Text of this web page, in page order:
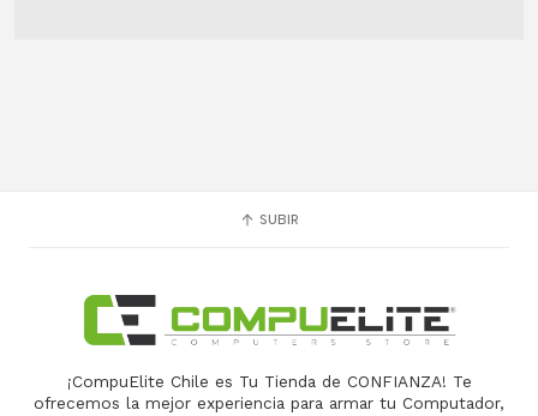
SUBIR
¡CompuElite Chile es Tu Tienda de CONFIANZA! Te
ofrecemos la mejor experiencia para armar tu Computador,